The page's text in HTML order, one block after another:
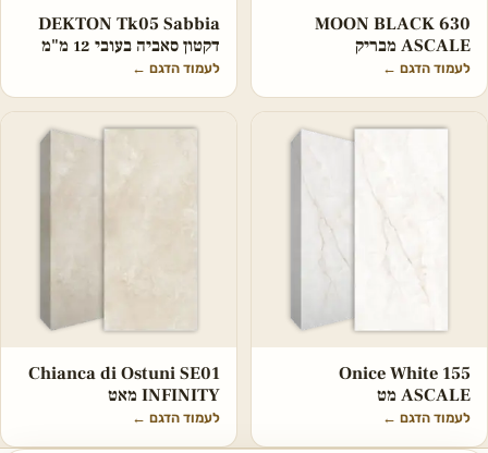
MOON BLACK 630
ASCALE מבריק
לעמוד הדגם ←
DEKTON Tk05 Sabbia
דקטון סאביה בעובי 12 מ"מ
לעמוד הדגם ←
Onice White 155
ASCALE מט
לעמוד הדגם ←
Chianca di Ostuni SE01
INFINITY מאט
לעמוד הדגם ←